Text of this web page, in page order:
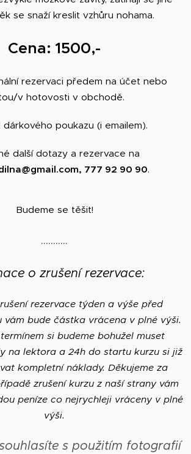
se snaží kreslit vzhůru nohama.
Cena: 1500,-
rezervaci předem na účet nebo
v hotovosti v obchodě.
dárkového poukazu (i emailem).
další dotazy a rezervace na
777 92 90 90.
Budeme se těšit!
...........
o zrušení rezervace:
rezervace týden a výše před
vám bude částka vrácena v plné výši.
si budeme bohužel muset
na lektora a 24h do startu kurzu si již
kompletní náklady. Děkujeme za
zrušení kurzu z naší strany vám
peníze co nejrychleji vráceny v plné
výši.
s použitím fotografií